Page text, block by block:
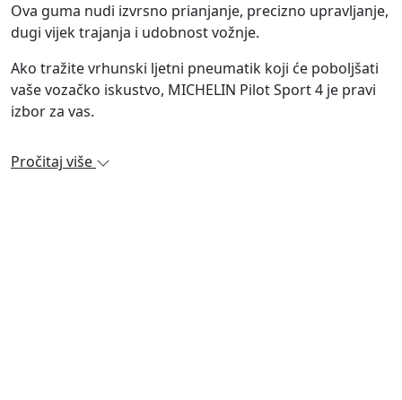
Ova guma nudi izvrsno prianjanje, precizno upravljanje,
dugi vijek trajanja i udobnost vožnje.
Ako tražite vrhunski ljetni pneumatik koji će poboljšati
vaše vozačko iskustvo, MICHELIN Pilot Sport 4 je pravi
izbor za vas.
Pročitaj više